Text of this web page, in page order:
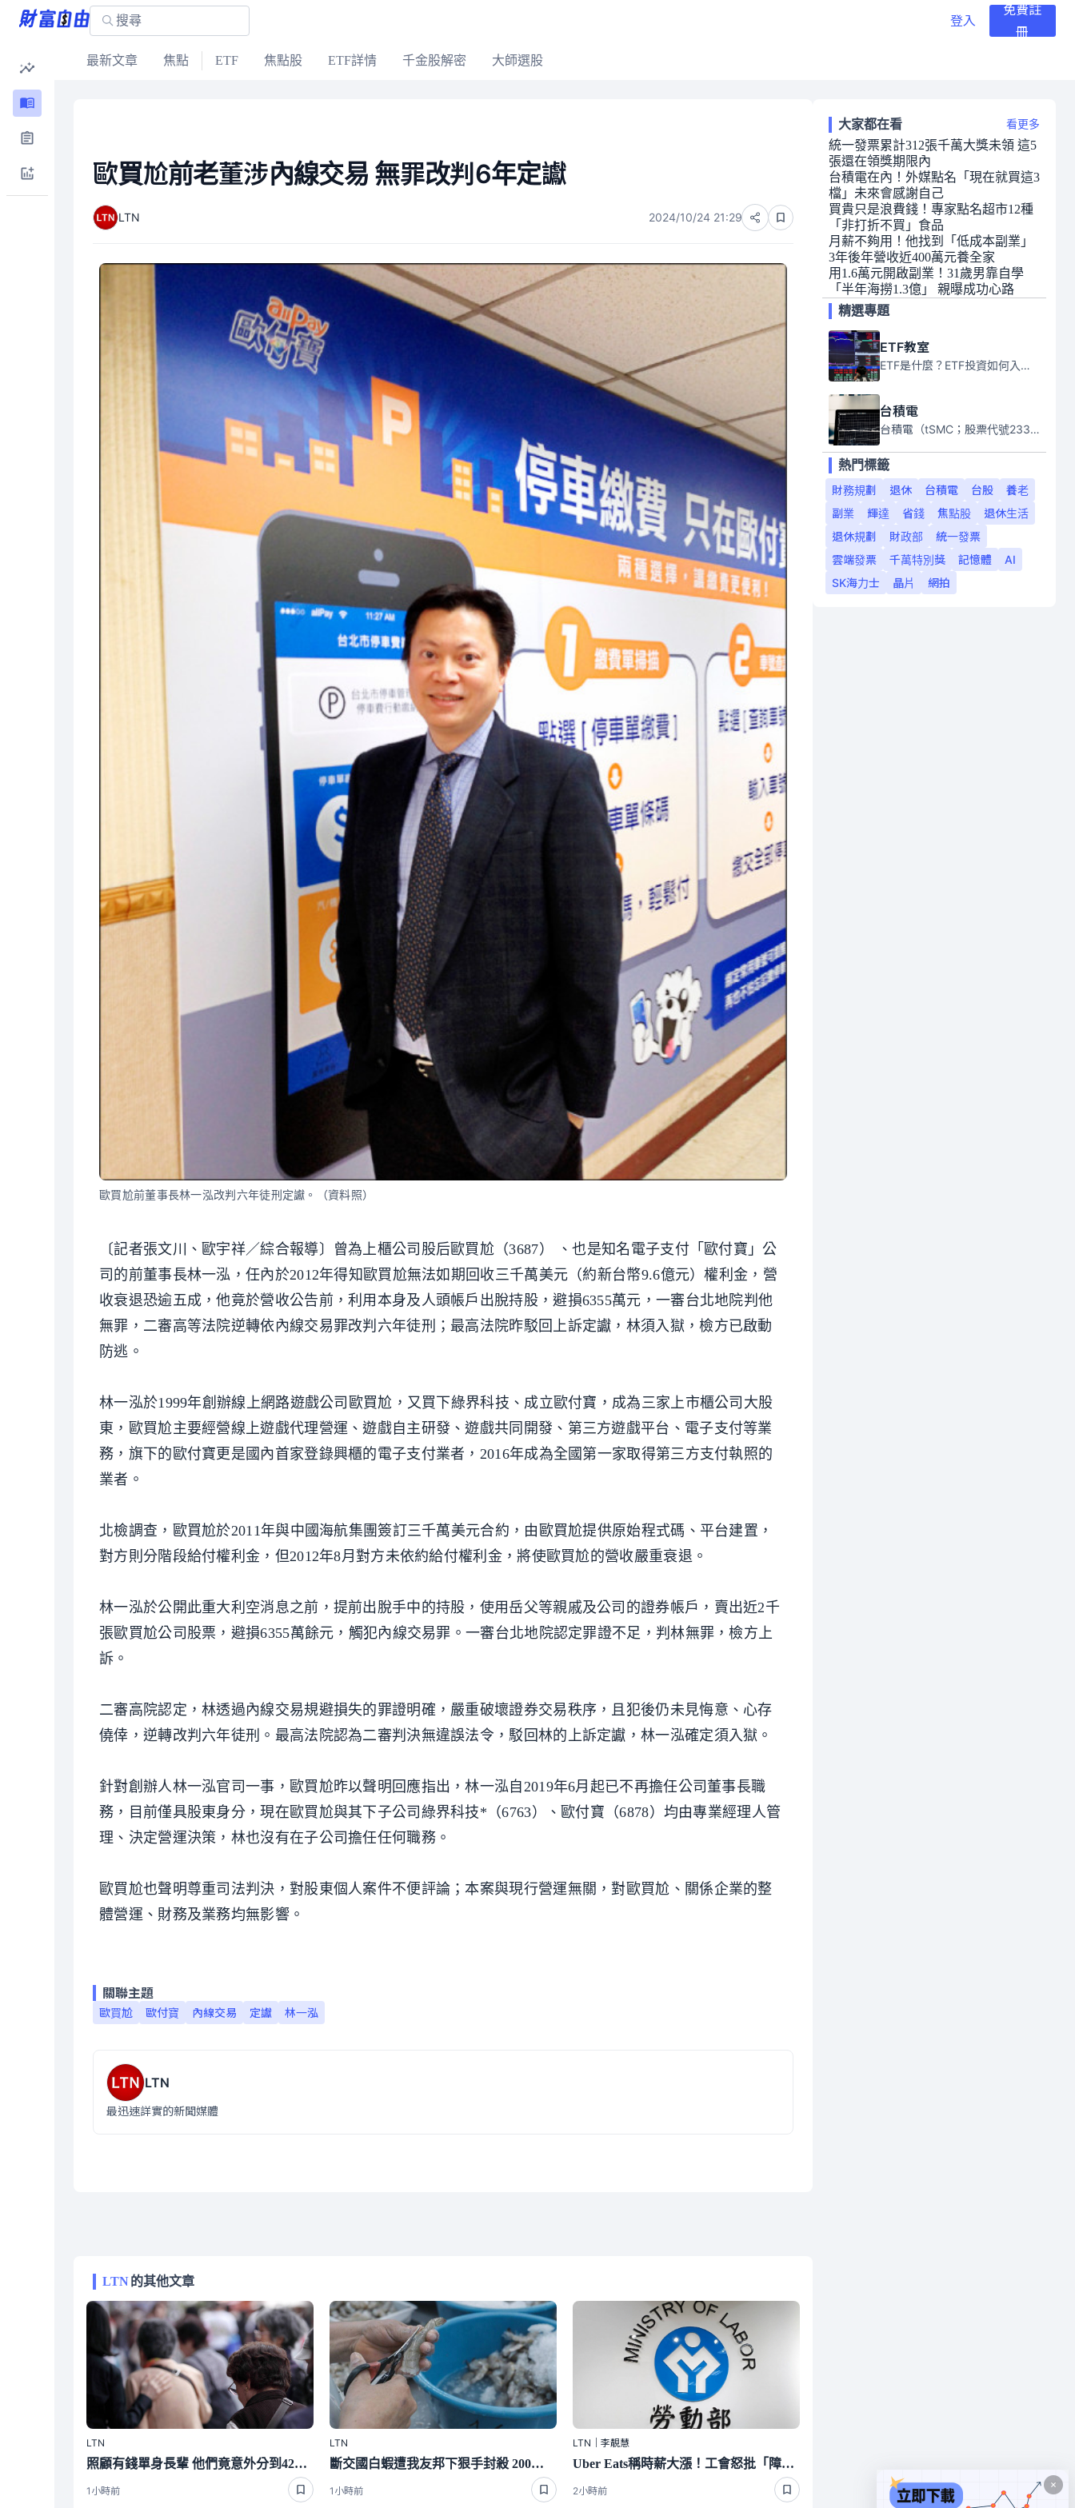
登入
免費註
冊
最新文章 焦點 ETF 焦點股 ETF詳情 千金股解密 大師選股
歐買尬前老董涉內線交易 無罪改判6年定讞
LTN 2024/10/24 21:29
歐買尬前董事長林一泓改判六年徒刑定讞。（資料照）
〔記者張文川、歐宇祥／綜合報導〕曾為上櫃公司股后歐買尬（3687） 、也是知名電子支付「歐付寶」公
司的前董事長林一泓，任內於2012年得知歐買尬無法如期回收三千萬美元（約新台幣9.6億元）權利金，營
收衰退恐逾五成，他竟於營收公告前，利用本身及人頭帳戶出脫持股，避損6355萬元，一審台北地院判他
無罪，二審高等法院逆轉依內線交易罪改判六年徒刑；最高法院昨駁回上訴定讞，林須入獄，檢方已啟動
防逃。
林一泓於1999年創辦線上網路遊戲公司歐買尬，又買下綠界科技、成立歐付寶，成為三家上市櫃公司大股
東，歐買尬主要經營線上遊戲代理營運、遊戲自主研發、遊戲共同開發、第三方遊戲平台、電子支付等業
務，旗下的歐付寶更是國內首家登錄興櫃的電子支付業者，2016年成為全國第一家取得第三方支付執照的
業者。
北檢調查，歐買尬於2011年與中國海航集團簽訂三千萬美元合約，由歐買尬提供原始程式碼、平台建置，
對方則分階段給付權利金，但2012年8月對方未依約給付權利金，將使歐買尬的營收嚴重衰退。
林一泓於公開此重大利空消息之前，提前出脫手中的持股，使用岳父等親戚及公司的證券帳戶，賣出近2千
張歐買尬公司股票，避損6355萬餘元，觸犯內線交易罪。一審台北地院認定罪證不足，判林無罪，檢方上
訴。
二審高院認定，林透過內線交易規避損失的罪證明確，嚴重破壞證券交易秩序，且犯後仍未見悔意、心存
僥倖，逆轉改判六年徒刑。最高法院認為二審判決無違誤法令，駁回林的上訴定讞，林一泓確定須入獄。
針對創辦人林一泓官司一事，歐買尬昨以聲明回應指出，林一泓自2019年6月起已不再擔任公司董事長職
務，目前僅具股東身分，現在歐買尬與其下子公司綠界科技*（6763）、歐付寶（6878）均由專業經理人管
理、決定營運決策，林也沒有在子公司擔任任何職務。
歐買尬也聲明尊重司法判決，對股東個人案件不便評論；本案與現行營運無關，對歐買尬、關係企業的整
體營運、財務及業務均無影響。
關聯主題
歐買尬 歐付寶 內線交易 定讞 林一泓
LTN
最迅速詳實的新聞媒體
LTN的其他文章
LTN
照顧有錢單身長輩 他們竟意外分到4220萬遺產 背後真相曝光了
1小時前
LTN
斷交國白蝦遭我友邦下狠手封殺 200萬磅出口量全歸零嚇崩了
1小時前
LTN｜李靚慧
Uber Eats稱時薪大漲！工會怒批「障眼法」 勞動部晚間定調：確實違法
2小時前
大家都在看 看更多
統一發票累計312張千萬大獎未領 這5
張還在領獎期限內
台積電在內！外媒點名「現在就買這3
檔」未來會感謝自己
買貴只是浪費錢！專家點名超市12種
「非打折不買」食品
月薪不夠用！他找到「低成本副業」
3年後年營收近400萬元養全家
用1.6萬元開啟副業！31歲男靠自學
「半年海撈1.3億」 親曝成功心路
精選專題
ETF教室
ETF是什麼？ETF投資如何入門？本系列專題文章將會告訴你新手必須知道的ETF基礎知識。
台積電
台積電（tSMC；股票代號2330）是全球領先的半導體代工公司，成立於1987年，總部位於台灣新竹。且已於美國、日本、德國及中國設廠，台積電是全球首家專業積體電路製造服務公司，也是全球最先進和最大規模的半導體代工廠。
熱門標籤
財務規劃
退休 台積電 台股
養老
副業
輝達 省錢 焦點股
退休生活
退休規劃
財政部
統一發票
雲端發票
千萬特別獎 記憶體
AI
SK海力士
晶片 網拍